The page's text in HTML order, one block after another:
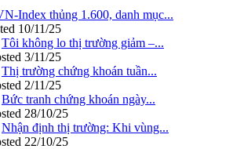
Index thủng 1.600, danh mục...
10/11/25
Tôi không lo thị trường giảm –...
3/11/25
Thị trường chứng khoán tuần...
2/11/25
Bức tranh chứng khoán ngày...
28/10/25
Nhận định thị trường: Khi vùng...
22/10/25